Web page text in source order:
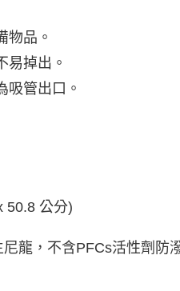
物品。
易掉出。
吸管出口。
50.8 公分)
龍，不含PFCs活性劑防